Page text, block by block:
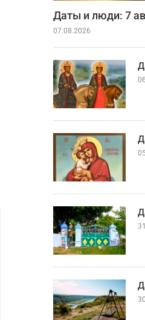
Даты и люди: 7
07.08.2026